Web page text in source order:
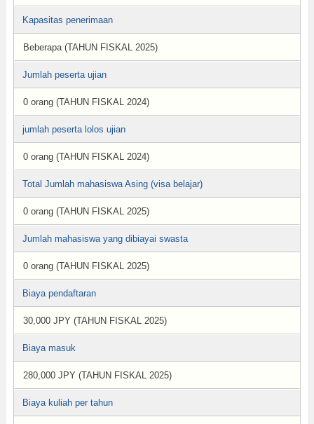
Kapasitas penerimaan
Beberapa (TAHUN FISKAL 2025)
Jumlah peserta ujian
0 orang (TAHUN FISKAL 2024)
jumlah peserta lolos ujian
0 orang (TAHUN FISKAL 2024)
Total Jumlah mahasiswa Asing (visa belajar)
0 orang (TAHUN FISKAL 2025)
Jumlah mahasiswa yang dibiayai swasta
0 orang (TAHUN FISKAL 2025)
Biaya pendaftaran
30,000 JPY (TAHUN FISKAL 2025)
Biaya masuk
280,000 JPY (TAHUN FISKAL 2025)
Biaya kuliah per tahun